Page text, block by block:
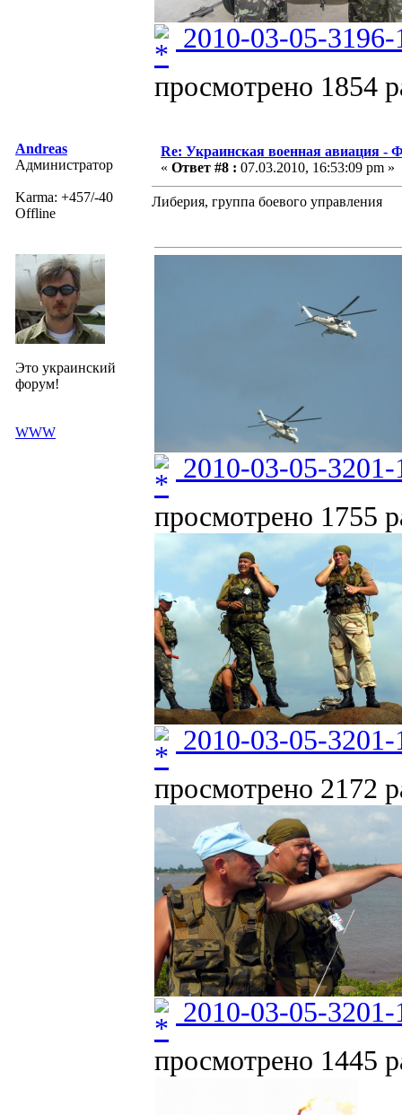
2010-03-05-
просмотрено 1854
Andreas
Администратор
Karma: +457/-40
Offline
Это украинский
форум!
WWW
Re: Украинская военная авиация -
« Ответ #8 : 07.03.2010, 16:53:09 pm »
Либерия, группа боевого управления
2010-03-05-
просмотрено 1755
2010-03-05-
просмотрено 2172
2010-03-05-
просмотрено 1445